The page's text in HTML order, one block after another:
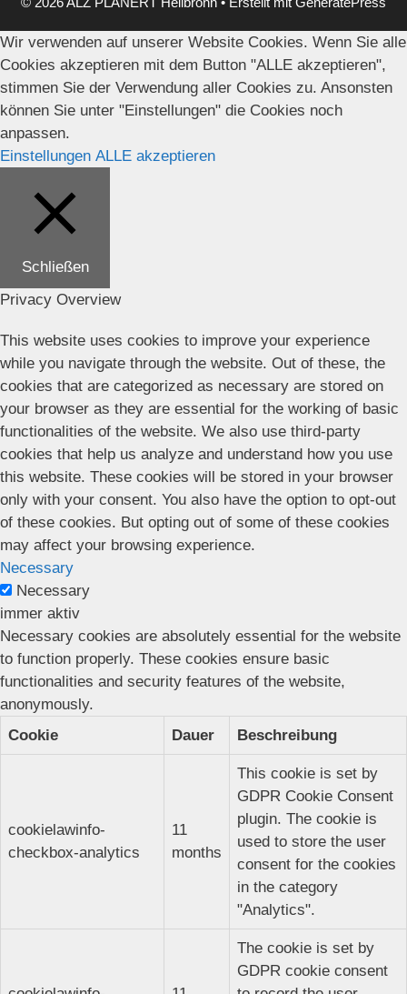
Wir verwenden auf unserer Website Cookies. Wenn Sie alle
Cookies akzeptieren mit dem Button "ALLE akzeptieren",
stimmen Sie der Verwendung aller Cookies zu. Ansonsten
können Sie unter "Einstellungen" die Cookies noch
anpassen.
Einstellungen ALLE akzeptieren
Schließen
Privacy Overview
This website uses cookies to improve your experience
while you navigate through the website. Out of these, the
cookies that are categorized as necessary are stored on
your browser as they are essential for the working of basic
functionalities of the website. We also use third-party
cookies that help us analyze and understand how you use
this website. These cookies will be stored in your browser
only with your consent. You also have the option to opt-out
of these cookies. But opting out of some of these cookies
may affect your browsing experience.
Necessary
Necessary
immer aktiv
Necessary cookies are absolutely essential for the website
to function properly. These cookies ensure basic
functionalities and security features of the website,
anonymously.
Cookie
Dauer Beschreibung
cookielawinfo-
checkbox-analytics
11
months
This cookie is set by
GDPR Cookie Consent
plugin. The cookie is
used to store the user
consent for the cookies
in the category
"Analytics".
The cookie is set by
GDPR cookie consent